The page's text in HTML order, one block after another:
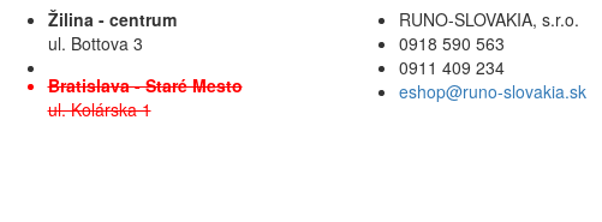
Žilina - centrum
ul. Bottova 3
Bratislava - Staré Mesto
ul. Kolárska 1
RUNO-SLOVAKIA, s.r.o.
0918 590 563
0911 409 234
eshop@runo-slovakia.sk